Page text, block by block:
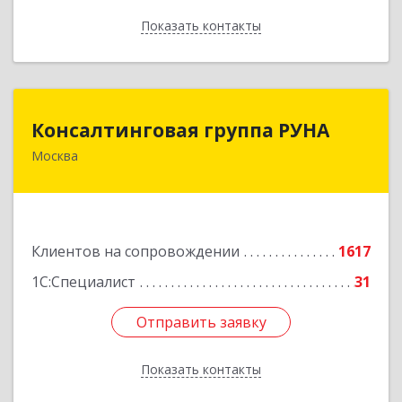
Показать контакты
Назад
Консалтинговая группа РУНА
Москва
Клиентов на сопровождении
1617
1С:Специалист
31
Отправить заявку
Показать контакты
117218, Москва г, Кржижановского ул, дом №
Отправить заявку
Назад